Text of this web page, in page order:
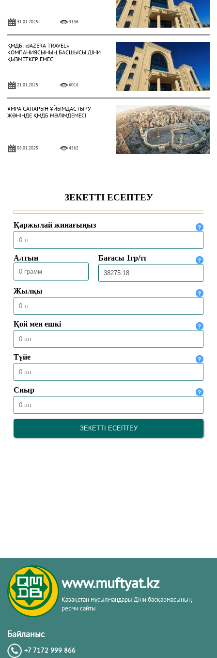
31.01.2025 3136
ҚМДБ: «JAZERA TRAVEL»
КОМПАНИЯСЫНЫҢ БАСШЫСЫ ДІНИ
ҚЫЗМЕТКЕР ЕМЕС
21.01.2025 6016
ҰМРА САПАРЫН ҰЙЫМДАСТЫРУ
ЖӨНІНДЕ ҚМДБ МӘЛІМДЕМЕСІ
08.01.2025 4562
27.12.2023 9729
ҚМДБ МӘЛІМДЕМЕСІ
20.10.2023
www.muftyat.kz
Қазақстан мұсылмандары Діни басқармасының
ресми сайты
Байланыс
+7 7172 999 866